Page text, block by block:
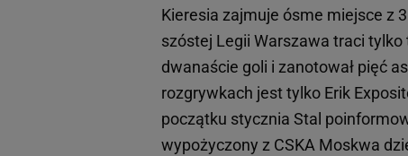
Kieresia zajmuje ósme miejsce z
szóstej Legii Warszawa traci tylko
dwanaście goli i zanotował pięć
rozgrywkach jest tylko Erik
początku stycznia Stal
wypożyczony z CSKA Moskwa